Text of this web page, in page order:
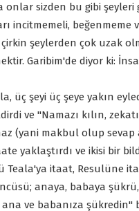
sizden bu gibi şeyleri
incitmemeli,
şeylerden çok uzak
Garibim'de diyor ki:
üç şeyi üç şeye yakın
ve "Namazı kılın,
(yani makbul olup
yaklaştırdı ve ikisi bir
itaat, Resulüne
anaya, babaya
ve babanıza